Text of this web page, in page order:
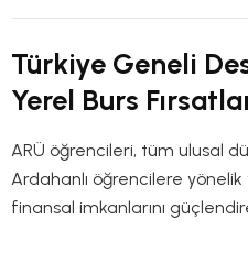
Türkiye Geneli
Yerel Burs
ARÜ öğrencileri, tüm ulusal
Ardahanlı öğrencilere
finansal imkanlarını